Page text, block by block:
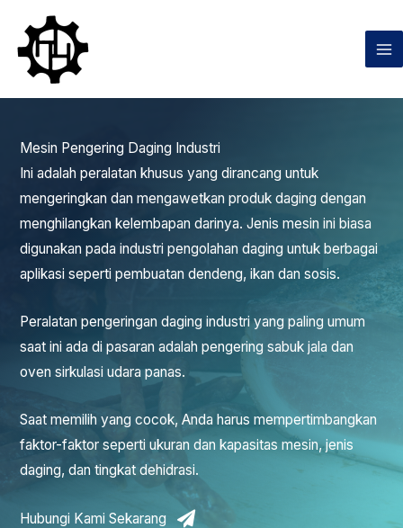
konten
Mesin Pengering Daging Industri
Ini adalah peralatan khusus yang dirancang untuk
mengeringkan dan mengawetkan produk daging dengan
menghilangkan kelembapan darinya. Jenis mesin ini biasa
digunakan pada industri pengolahan daging untuk berbagai
aplikasi seperti pembuatan dendeng, ikan dan sosis.
Peralatan pengeringan daging industri yang paling umum
saat ini ada di pasaran adalah pengering sabuk jala dan
oven sirkulasi udara panas.
Saat memilih yang cocok, Anda harus mempertimbangkan
faktor-faktor seperti ukuran dan kapasitas mesin, jenis
daging, dan tingkat dehidrasi.
Hubungi Kami Sekarang